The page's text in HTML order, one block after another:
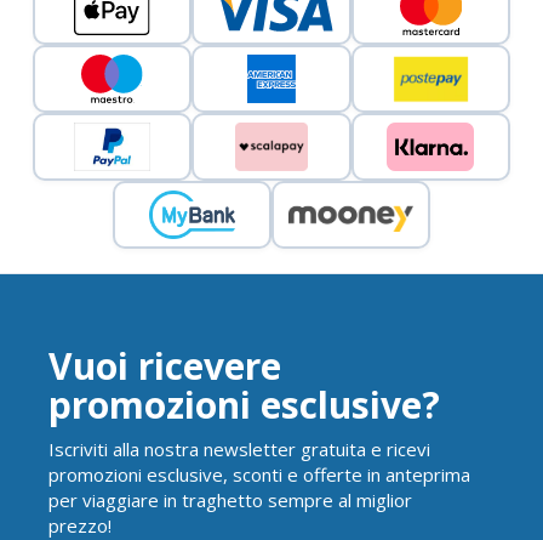
Vuoi ricevere
promozioni esclusive?
Iscriviti alla nostra newsletter gratuita e ricevi
promozioni esclusive, sconti e offerte in anteprima
per viaggiare in traghetto sempre al miglior
prezzo!